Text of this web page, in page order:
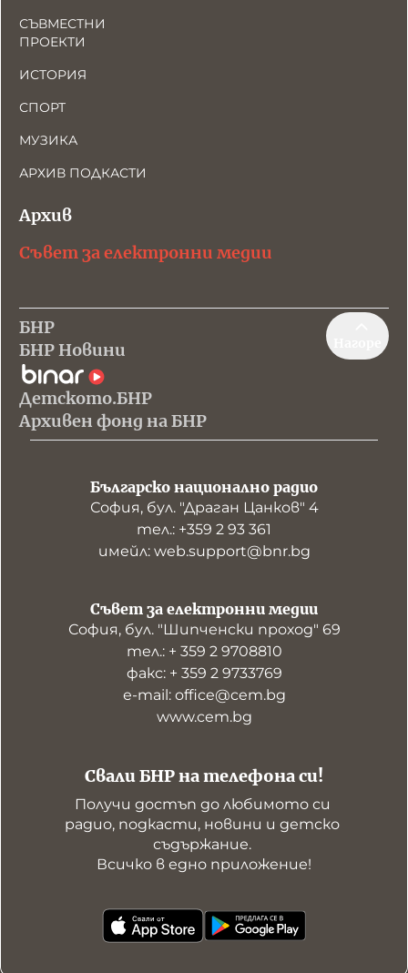
СЪВМЕСТНИ
ПРОЕКТИ
ИСТОРИЯ
СПОРТ
МУЗИКА
АРХИВ ПОДКАСТИ
Архив
Съвет за електронни медии
БНР
БНР Новини
Детското.БНР
Архивен фонд на БНР
Българско национално радио
София, бул. "Драган Цанков" 4
тел.: +359 2 93 361
имейл: web.support@bnr.bg
Свали БНР на телефона си!
Получи достъп до любимото си
радио, подкасти, новини и детско
съдържание.
Всичко в едно приложение!
Съвет за електронни медии
София, бул. "Шипченски проход" 69
тел.: + 359 2 9708810
факс: + 359 2 9733769
е-mail: office@cem.bg
www.cem.bg